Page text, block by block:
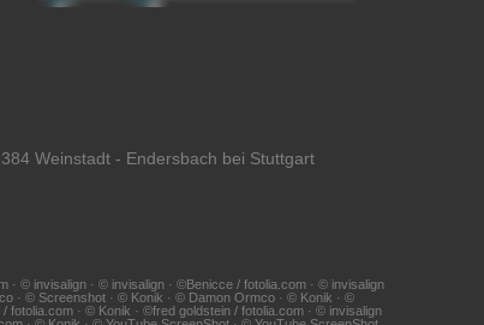
Weinstadt - Endersbach bei Stuttgart
© invisalign · © invisalign · ©Benicce / fotolia.com · © invisalign
· © Screenshot · © Konik · © Damon Ormco · © Konik · ©
· © Konik · ©fred goldstein / fotolia.com · © invisalign